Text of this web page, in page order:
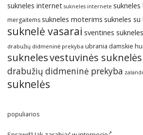
sukneles internet sukneles internete
mergaitemssukneles moterims sukneles su
suknelė vasarai sventines sukneles
drabužių didmeninė prekyba ubrania damskie
suknelesvestuvinės suknelės
drabužių didmeninė prekyba
suknelės
populiarios